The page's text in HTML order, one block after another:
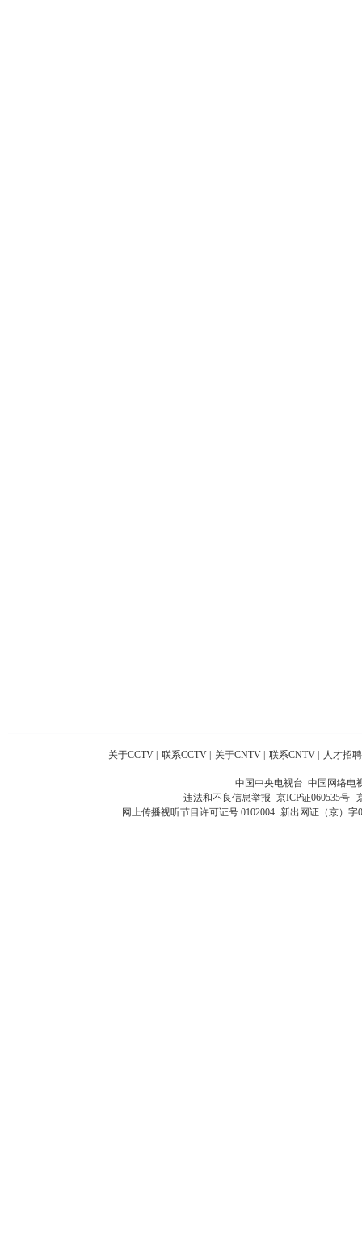
关于CCTV 联系CCTV 关于CNTV 联系CNTV 人才招聘
中国中央电视台 中国网络电
违法和不良信息举报 京ICP证060535号
网上传播视听节目许可证号 0102004 新出网证（京）